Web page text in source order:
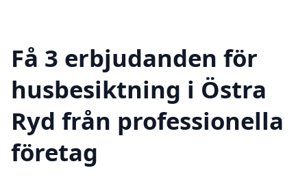
Få 3 erbjudanden för
husbesiktning i Östra
Ryd från professionella
företag